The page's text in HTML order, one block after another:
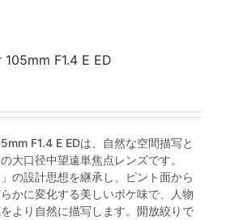
F1.4 E ED
F1.4 E EDは、自然な空間描写と
大口径中望遠単焦点レンズです。
の設計思想を継承し、ピント面から
かに変化する美しいボケ味で、人物
より自然に描写します。開放絞りで